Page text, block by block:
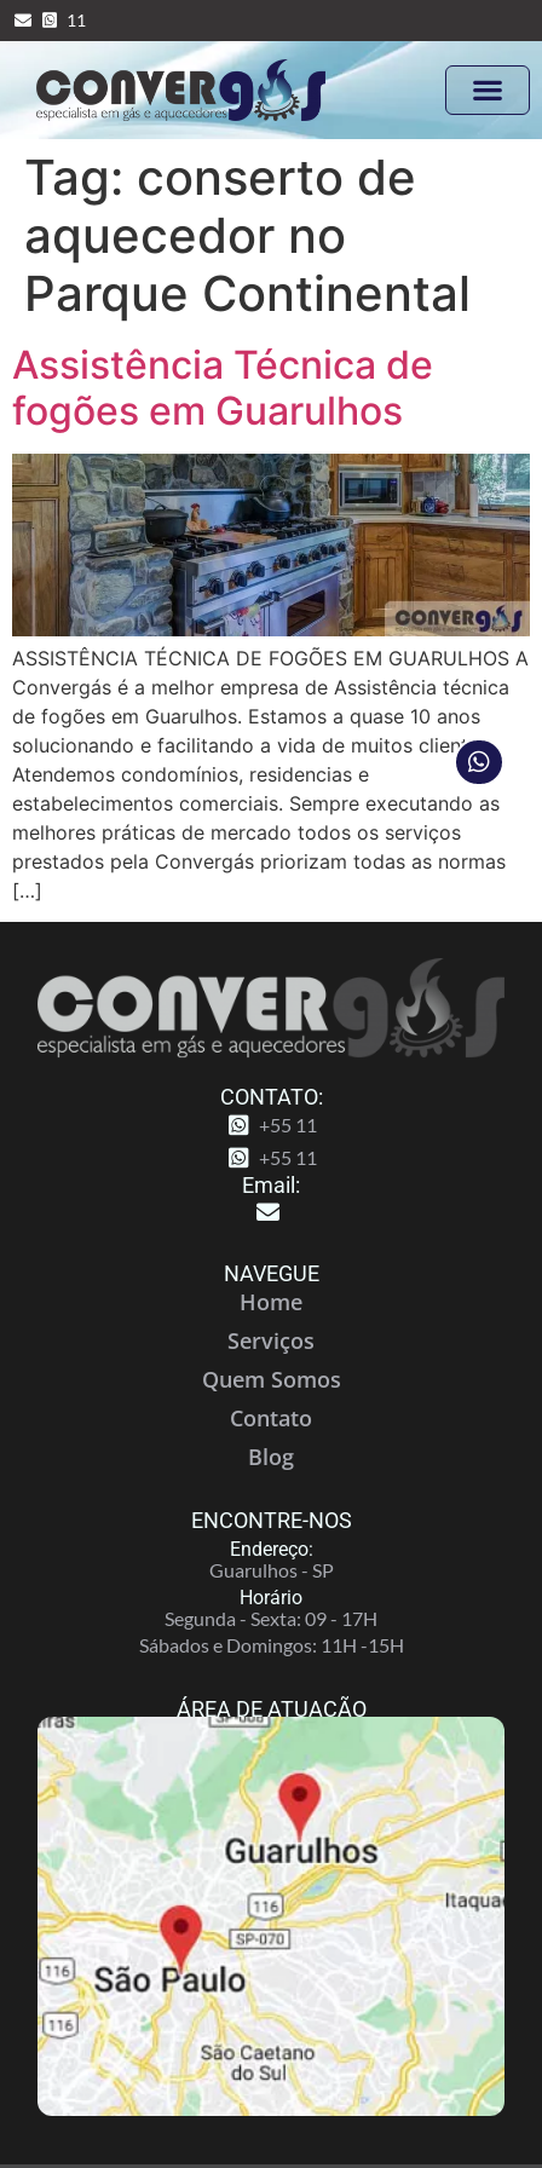
11
Tag: conserto de
aquecedor no
Parque Continental
Assistência Técnica de
fogões em Guarulhos
ASSISTÊNCIA TÉCNICA DE FOGÕES EM GUARULHOS A
Convergás é a melhor empresa de Assistência técnica
de fogões em Guarulhos. Estamos a quase 10 anos
solucionando e facilitando a vida de muitos clientes.
Atendemos condomínios, residencias e
estabelecimentos comerciais. Sempre executando as
melhores práticas de mercado todos os serviços
prestados pela Convergás priorizam todas as normas
[…]
CONTATO:
+55 11
+55 11
Email:
NAVEGUE
Home
Serviços
Quem Somos
Contato
Blog
ENCONTRE-NOS
Endereço:
Guarulhos - SP
Horário
Segunda - Sexta: 09 - 17H
Sábados e Domingos: 11H -15H
ÁREA DE ATUAÇÃO